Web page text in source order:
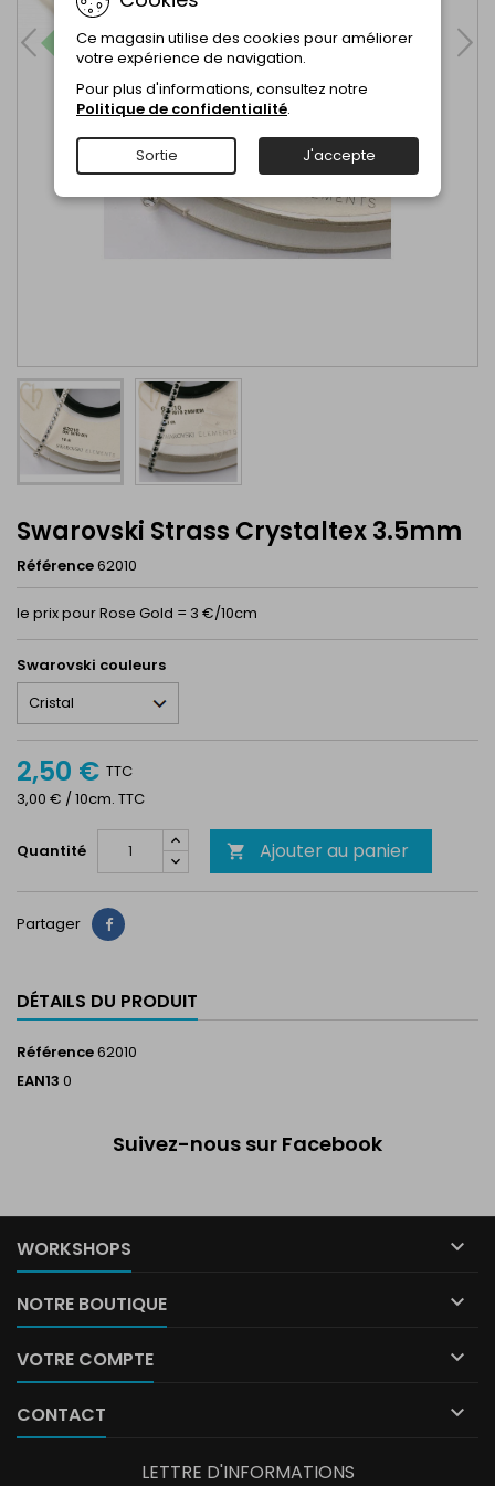
Swarovski Strass Crystaltex 3.5mm
Référence62010
le prix pour Rose Gold = 3 €/10cm
Swarovski couleurs
2,50 € TTC
3,00 € / 10cm. TTC
Quantité  Ajouter au panier
Partager Partager
DÉTAILS DU PRODUIT
Référence62010
EAN13 0
Suivez-nous sur Facebook
WORKSHOPS 
NOTRE BOUTIQUE 
VOTRE COMPTE 
CONTACT 
Ce magasin utilise des cookies pour améliorer
votre expérience de navigation.
Pour plus d'informations, consultez notre
Politique de confidentialité.
Sortie J'accepte
LETTRE D'INFORMATIONS